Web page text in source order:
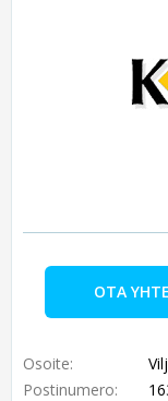
OTA
Osoite:
Postinumero: